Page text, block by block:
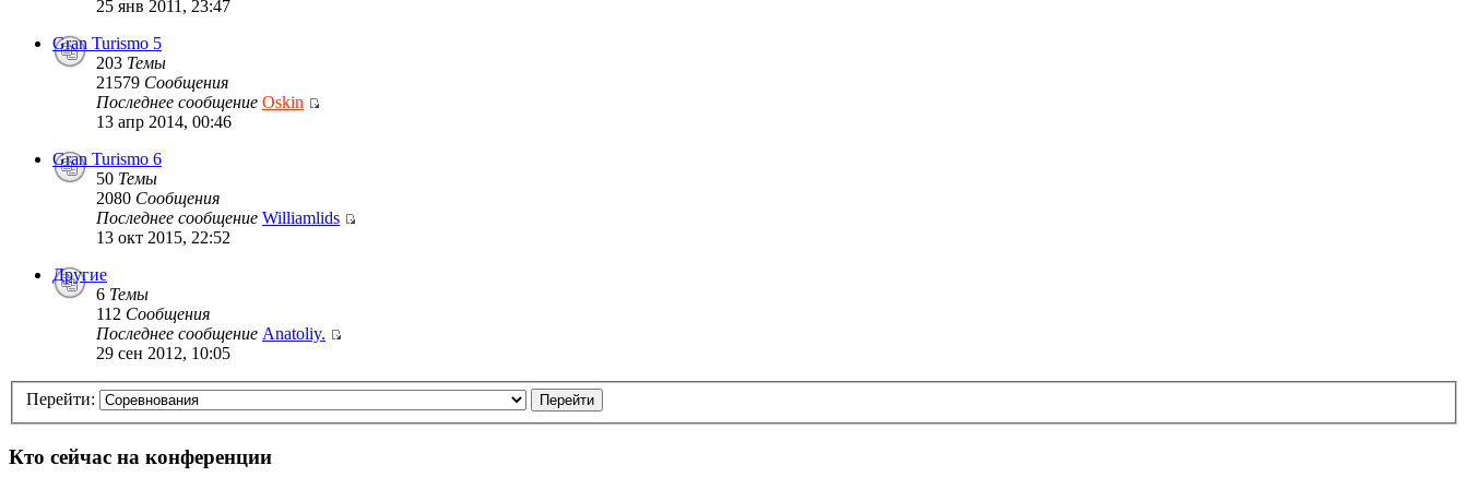
25 янв 2011, 23:47
Gran Turismo 5
203 Темы
21579 Сообщения
Последнее сообщение Oskin
13 апр 2014, 00:46
Gran Turismo 6
50 Темы
2080 Сообщения
Последнее сообщение Williamlids
13 окт 2015, 22:52
Другие
6 Темы
112 Сообщения
Последнее сообщение Anatoliy.
29 сен 2012, 10:05
Перейти:
Кто сейчас на конференции